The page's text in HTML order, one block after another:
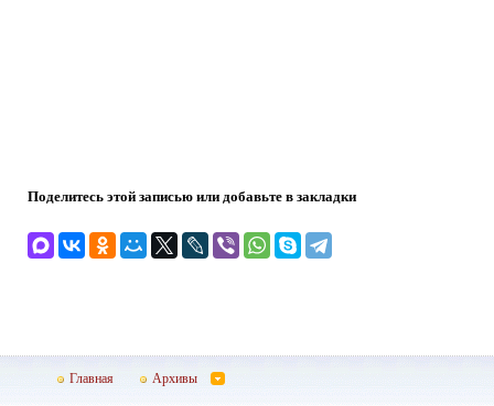
Поделитесь этой записью или добавьте в закладки
Главная Архивы